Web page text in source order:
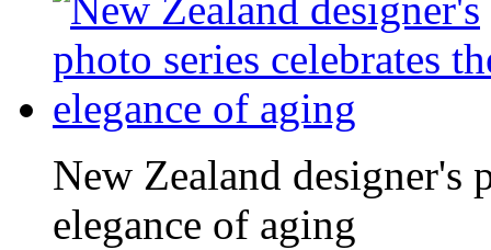
New Zealand designer's
elegance of aging